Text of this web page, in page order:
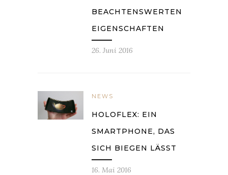
BEACHTENSWERTEN
EIGENSCHAFTEN
26. Juni 2016
NEWS
HOLOFLEX: EIN
SMARTPHONE, DAS
SICH BIEGEN LÄSST
16. Mai 2016